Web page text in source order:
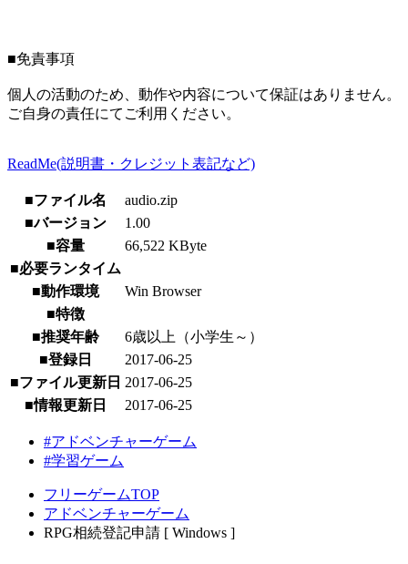
■免責事項
個人の活動のため、動作や内容について保証はありません。
ご自身の責任にてご利用ください。
ReadMe(説明書・クレジット表記など)
■ファイル名
audio.zip
■バージョン
1.00
■容量
66,522 KByte
■必要ランタイム
■動作環境
Win Browser
■特徴
■推奨年齢
6歳以上（小学生～）
■登録日
2017-06-25
■ファイル更新日 2017-06-25
■情報更新日
2017-06-25
#アドベンチャーゲーム
#学習ゲーム
フリーゲームTOP
アドベンチャーゲーム
RPG相続登記申請 [ Windows ]